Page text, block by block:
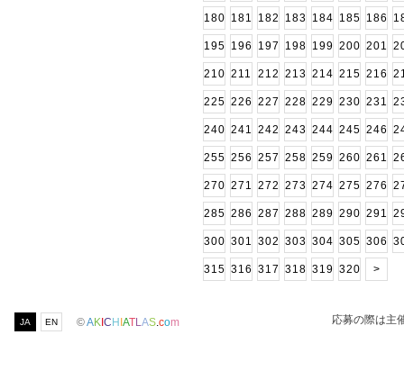
180 181 182 183 184 185 186
195 196 197 198 199 200 201
210 211 212 213 214 215 216
225 226 227 228 229 230 231
240 241 242 243 244 245 246
255 256 257 258 259 260 261
270 271 272 273 274 275 276
285 286 287 288 289 290 291
300 301 302 303 304 305 306
315 316 317 318 319 320 >
JA EN ©AK C H ATLAS.com 応募の際は主